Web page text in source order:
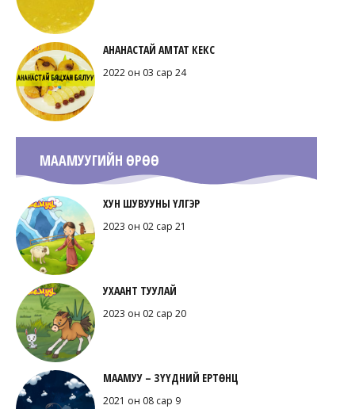
АНАНАСТАЙ АМТАТ КЕКС
2022 он 03 сар 24
МААМУУГИЙН ӨРӨӨ
ХУН ШУВУУНЫ ҮЛГЭР
2023 он 02 сар 21
УХААНТ ТУУЛАЙ
2023 он 02 сар 20
МААМУУ – ЗҮҮДНИЙ ЕРТӨНЦ
2021 он 08 сар 9